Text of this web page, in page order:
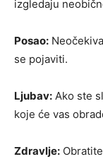
izgledaju
Posao:
se pojaviti.
Ljubav: Ako ste
koje će vas
Zdravlje: